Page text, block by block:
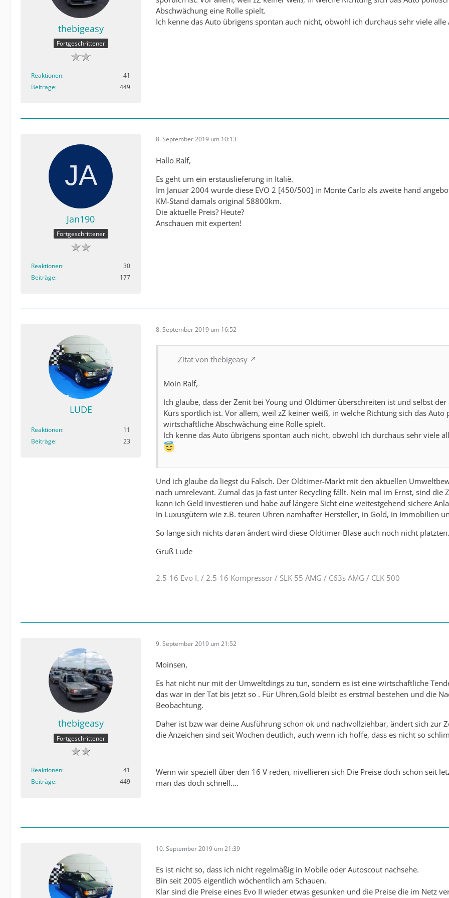
thebigeasy
Fortgeschrittener
Reaktionen
41
Beiträge
449
Abschwächung eine Rolle spielt.
Ich kenne das Auto übrigens spontan auch nicht, obwohl ich durchaus sehr viele
Jan190
Fortgeschrittener
Reaktionen
30
Beiträge
177
8. September 2019 um 10:13
Hallo Ralf,
Es geht um ein erstauslieferung in Italië.
Im Januar 2004 wurde diese EVO 2 [450/500] in Monte Carlo als zweite hand
KM-Stand damals original 58800km.
Die aktuelle Preis? Heute?
Anschauen mit experten!
LUDE
Reaktionen
11
Beiträge
23
8. September 2019 um 16:52
Zitat von thebigeasy
Moin Ralf,
Ich glaube, dass der Zenit bei Young und Oldtimer überschreiten ist und selbst
Kurs sportlich ist. Vor allem, weil zZ keiner weiß, in welche Richtung sich das
wirtschaftliche Abschwächung eine Rolle spielt.
Ich kenne das Auto übrigens spontan auch nicht, obwohl ich durchaus sehr viele
Und ich glaube da liegst du Falsch. Der Oldtimer-Markt mit den aktuellen
nach umrelevant. Zumal das ja fast unter Recycling fällt. Nein mal im Ernst, sind die
kann ich Geld investieren und habe auf längere Sicht eine weitestgehend sichere
In Luxusgütern wie z.B. teuren Uhren namhafter Hersteller, in Gold, in Immobilien
So lange sich nichts daran ändert wird diese Oldtimer-Blase auch noch nicht platzten.
Gruß Lude
2.5-16 Evo I. / 2.5-16 Kompressor / SLK 55 AMG / C63s AMG / CLK 500
thebigeasy
Fortgeschrittener
Reaktionen
41
Beiträge
449
9. September 2019 um 21:52
Moinsen,
Es hat nicht nur mit der Umweltdings zu tun, sondern es ist eine wirtschaftliche
das war in der Tat bis jetzt so . Für Uhren,Gold bleibt es erstmal bestehen und die
Beobachtung.
Daher ist bzw war deine Ausführung schon ok und nachvollziehbar, ändert sich zur
die Anzeichen sind seit Wochen deutlich, auch wenn ich hoffe, dass es nicht so
Wenn wir speziell über den 16 V reden, nivellieren sich Die Preise doch schon seit
man das doch schnell....
10. September 2019 um 21:39
Es ist nicht so, dass ich nicht regelmäßig in Mobile oder Autoscout nachsehe.
Bin seit 2005 eigentlich wöchentlich am Schauen.
Klar sind die Preise eines Evo II wieder etwas gesunken und die Preise die im Netz